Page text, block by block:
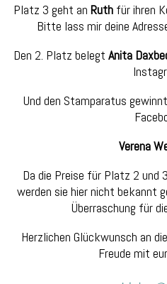
Platz 3 geht an Ruth für ihren
Bitte lass mir deine
Den 2. Platz belegt Anita
Und den Stamparatus
Verena
Da die Preise für Platz 2 und
werden sie hier nicht bekannt
Überraschung für
Herzlichen Glückwunsch an
Freude mit